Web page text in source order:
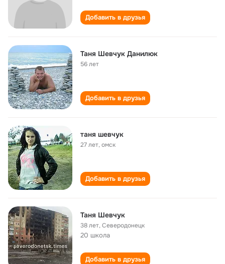
Добавить в друзья
Таня Шевчук Данилюк
56 лет
Добавить в друзья
таня шевчук
27 лет,омск
Добавить в друзья
Таня Шевчук
38 лет,Северодонецк
20 школа
Добавить в друзья